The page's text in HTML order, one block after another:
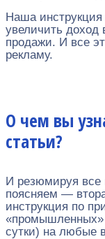
Наша инструкция
увеличить доход
продажи. И все
рекламу.
О чем вы
статьи?
И резюмируя все
поясняем —
инструкция по
«промышленных»
сутки) на любые